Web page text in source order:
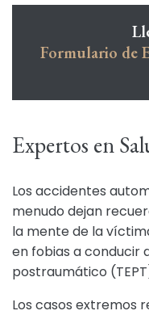
Formulario de
Expertos en
Los accidentes
menudo dejan
la mente de la
en fobias a conducir
postraumático
Los casos extremos